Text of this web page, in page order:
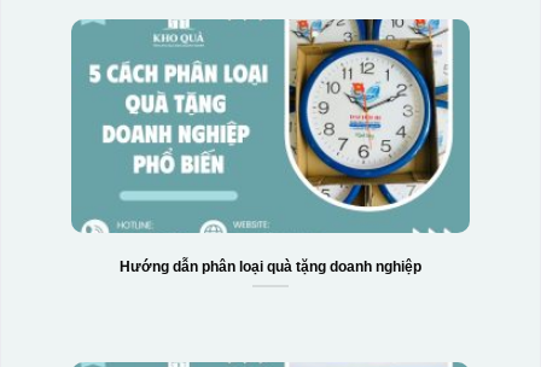
Hướng dẫn phân loại quà tặng doanh nghiệp